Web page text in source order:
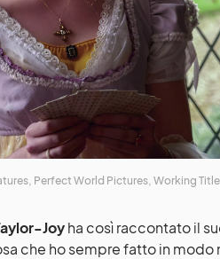
Perfect World Pictures, Working
Joyha così raccontato il
che ho sempre fatto in modo